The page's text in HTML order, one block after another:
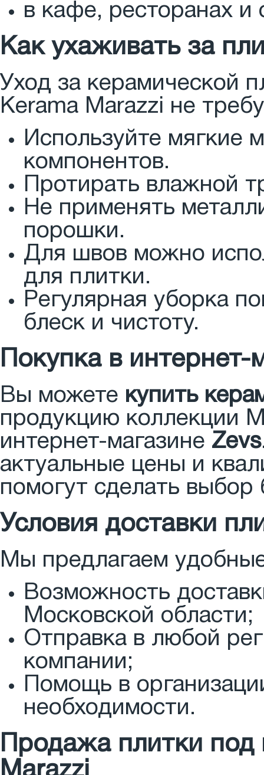
в кафе, ресторанах и
Как ухаживать за
Уход за керамической
Kerama Marazzi не
Используйте мягкие
компонентов.
Протирать влажной
Не применять
порошки.
Для швов можно
для плитки.
Регулярная уборка
блеск и чистоту.
Покупка в интернет-
Вы можете купить
продукцию коллекции
интернет-магазине Zevs
актуальные цены и
помогут сделать
Условия доставки
Мы предлагаем
Возможность
Московской области;
Отправка в любой
компании;
Помощь в
необходимости.
Продажа плитки